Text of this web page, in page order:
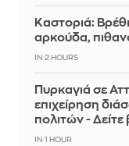
Καστοριά:
αρκούδα,
IN 2 HOURS
Πυρκαγιά σε
επιχείρηση
πολιτών -
IN 1 HOUR